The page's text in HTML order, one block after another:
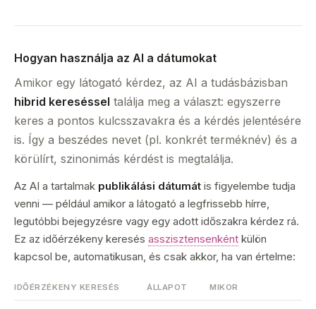
Hogyan használja az AI a dátumokat
Amikor egy látogató kérdez, az AI a tudásbázisban
hibrid kereséssel találja meg a választ: egyszerre
keres a pontos kulcsszavakra és a kérdés jelentésére
is. Így a beszédes nevet (pl. konkrét terméknév) és a
körülírt, szinonimás kérdést is megtalálja.
Az AI a tartalmak publikálási dátumát is figyelembe tudja
venni — például amikor a látogató a legfrissebb hírre,
legutóbbi bejegyzésre vagy egy adott időszakra kérdez rá.
Ez az időérzékeny keresés asszisztensenként külön
kapcsol be, automatikusan, és csak akkor, ha van értelme:
IDŐÉRZÉKENY KERESÉS ÁLLAPOT MIKOR